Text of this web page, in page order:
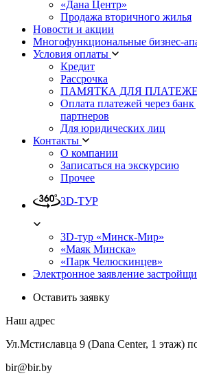
«Дана Центр»
Продажа вторичного жилья
Новости и акции
Многофункциональные бизнес-
Условия оплаты
Кредит
Рассрочка
ПАМЯТКА ДЛЯ
Оплата платежей через банк
партнеров
Для юридических лиц
Контакты
О компании
Записаться на экскурсию
Прочее
3D-ТУР
3D-тур «Минск-Мир»
«Маяк Минска»
«Парк Челюскинцев»
Электронное заявление
Оставить заявку
Наш адрес
Ул.Мстиславца 9 (Dana Center, 1 этаж)
bir@bir.by